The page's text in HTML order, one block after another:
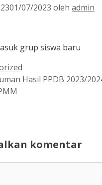
01/07/2023 oleh admin
grup siswa baru
Hasil PPDB 2023/
komentar